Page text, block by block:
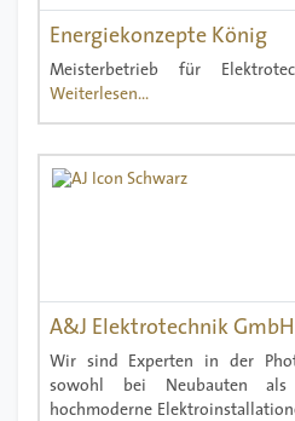
Energiekonzepte König
Meisterbetrieb für
Weiterlesen...
A&J Elektrotechnik GmbH
Wir sind Experten in der
sowohl bei Neubauten als
hochmoderne